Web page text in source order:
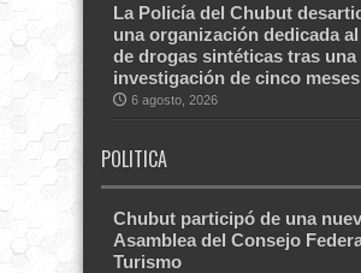
La Policía del Chubut
una organización dedicada
de drogas sintéticas tras una
investigación de cinco meses
6 agosto, 2026
POLITICA
Chubut participó de una
Asamblea del Consejo
Turismo